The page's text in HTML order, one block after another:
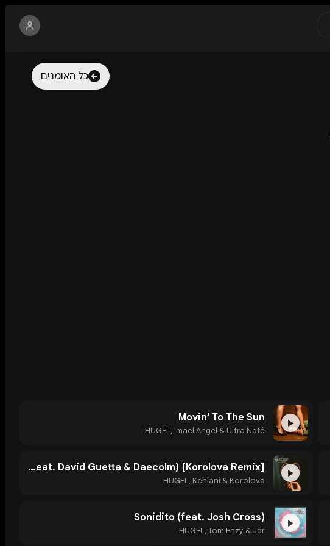
כל האומנים
▶
Movin' To The Sun
HUGEL, Imael Angel & Ultra Naté
▶
Think Of Me (feat. David Guetta & Daecolm) [Korolova Remix]
HUGEL, Kehlani & Korolova
▶
Sonidito (feat. Josh Cross)
HUGEL, Tom Enzy & Jdr